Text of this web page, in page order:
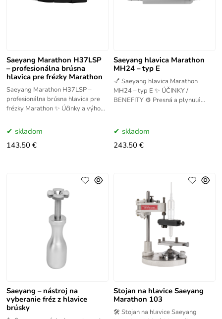
Saeyang Marathon H37LSP
– profesionálna brúsna
hlavica pre frézky Marathon
Saeyang Marathon H37LSP –
profesionálna brúsna hlavica pre
frézky Marathon ✨ Účinky a výhody
navrhnutá pre profesionálne
použitie
skladom
143.50 €
Saeyang hlavica Marathon
MH24 – typ E
💅 Saeyang hlavica Marathon
MH24 – typ E ✨ ÚČINKY /
BENEFITY ⚙️ Presná a plynulá
skladom
243.50 €
Saeyang – nástroj na
vyberanie fréz z hlavice
brúsky
Stojan na hlavice Saeyang
Marathon 103
🛠️ Stojan na hlavice Saeyang